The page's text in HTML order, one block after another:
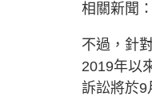
相關新聞：
不過，針
2019年以
訴訟將於9